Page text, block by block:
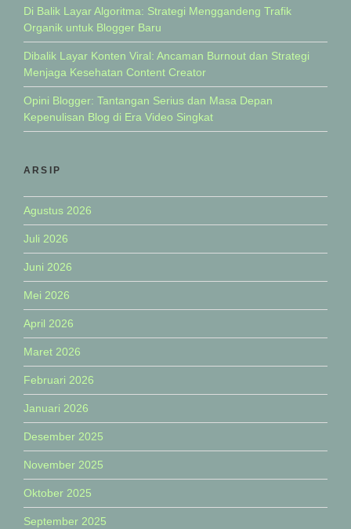
Di Balik Layar Algoritma: Strategi Menggandeng Trafik
Organik untuk Blogger Baru
Dibalik Layar Konten Viral: Ancaman Burnout dan Strategi
Menjaga Kesehatan Content Creator
Opini Blogger: Tantangan Serius dan Masa Depan
Kepenulisan Blog di Era Video Singkat
ARSIP
Agustus 2026
Juli 2026
Juni 2026
Mei 2026
April 2026
Maret 2026
Februari 2026
Januari 2026
Desember 2025
November 2025
Oktober 2025
September 2025